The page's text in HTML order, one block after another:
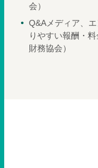
会）
Q&Aメディア、
りやすい報酬・
財務協会）